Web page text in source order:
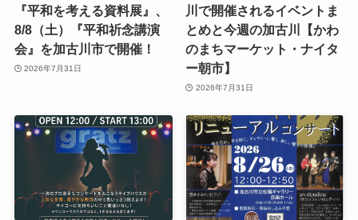
『平和を考える資料展』、
8/8（土）『平和祈念講演
会』を加古川市で開催！
2026年7月31日
川で開催されるイベントま
とめと今週の加古川【かわ
のまちマーケット・ナイタ
ー朝市】
2026年7月31日